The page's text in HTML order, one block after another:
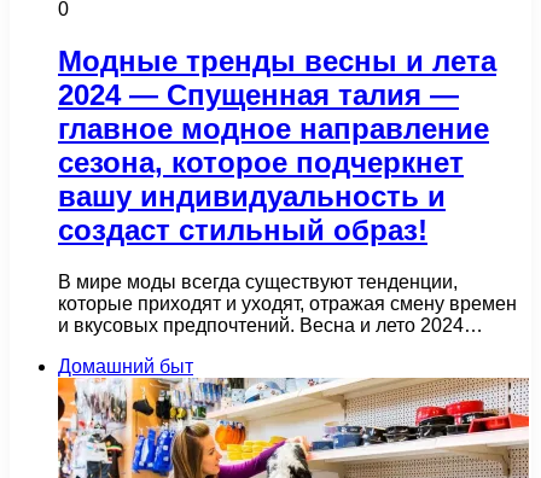
0
Модные тренды весны и лета
2024 — Спущенная талия —
главное модное направление
сезона, которое подчеркнет
вашу индивидуальность и
создаст стильный образ!
В мире моды всегда существуют тенденции,
которые приходят и уходят, отражая смену времен
и вкусовых предпочтений. Весна и лето 2024…
Домашний быт